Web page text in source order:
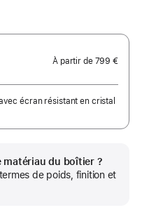
À partir de 799 €
écran résistant en cristal
matériau du boîtier ?
de poids, finition et